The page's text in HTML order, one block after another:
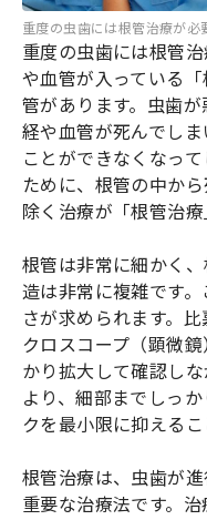
重度の虫歯には根管治療が必
重度の虫歯には根管
や血管が入っている
管があります。虫歯
経や血管が死んでし
ことができなくなっ
ために、根管の中か
除く治療が「根管治療
根管は非常に細かく
造は非常に複雑です
さが求められます。
クロスコープ（顕微
かり拡大して確認し
より、細部までしっ
クを最小限に抑えるこ
根管治療は、虫歯が
重要な治療法です。